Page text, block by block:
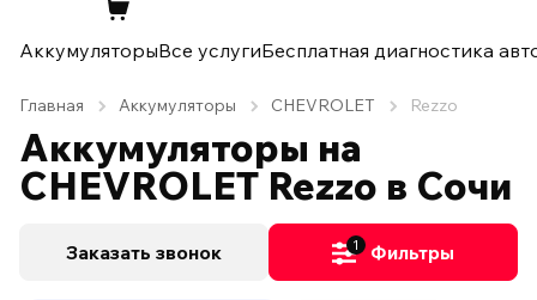
АккумуляторыВсе услугиБесплатная диагностика
Главная Аккумуляторы CHEVROLET Rezzo
Аккумуляторы на
CHEVROLET Rezzo в Сочи
Заказать звонок 1 Фильтры